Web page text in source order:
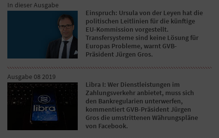
In dieser Ausgabe
Einspruch: Ursula von der Leyen hat die
politischen Leitlinien für die künftige
EU-Kommission vorgestellt.
Transfersysteme sind keine Lösung für
Europas Probleme, warnt GVB-
Präsident Jürgen Gros.
Ausgabe 08 2019
Libra I: Wer Dienstleistungen im
Zahlungsverkehr anbietet, muss sich
den Bankregularien unterwerfen,
kommentiert GVB-Präsident Jürgen
Gros die umstrittenen Währungspläne
von Facebook.